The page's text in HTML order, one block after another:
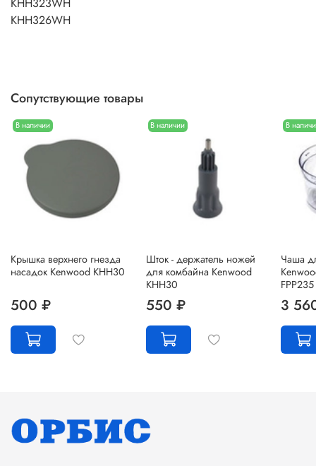
KHH326WH
Сопутствующие товары
В наличии
Крышка верхнего гнезда
насадок Kenwood KHH30
500 ₽
В наличии
Шток - держатель ножей
для комбайна Kenwood
KHH30
550 ₽
В
Чаша
FPP235
3